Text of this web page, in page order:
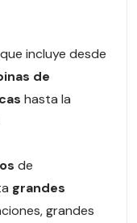
que incluye desde
de
hasta la
de
grandes
grandes